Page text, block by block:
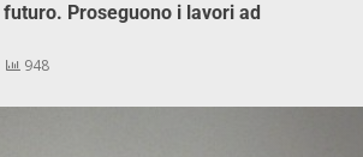
futuro. Proseguono i lavori ad
948